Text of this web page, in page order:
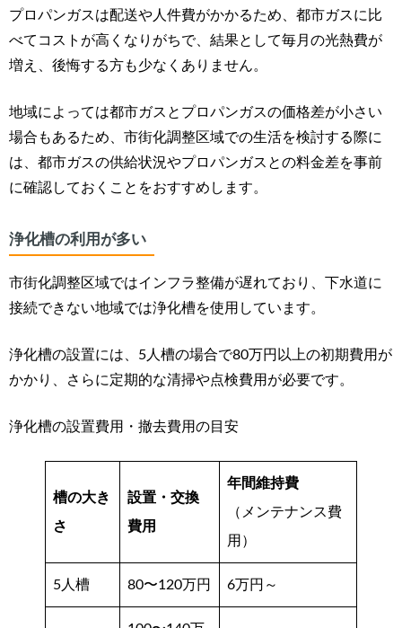
プロパンガスは配送や人件費がかかるため、都市ガスに比
べてコストが高くなりがちで、結果として毎月の光熱費が
増え、後悔する方も少なくありません。
地域によっては都市ガスとプロパンガスの価格差が小さい
場合もあるため、市街化調整区域での生活を検討する際に
は、都市ガスの供給状況やプロパンガスとの料金差を事前
に確認しておくことをおすすめします。
浄化槽の利用が多い
市街化調整区域ではインフラ整備が遅れており、
下水道に
接続できない地域では浄化槽を使用しています。
浄化槽の設置には、5人槽の場合で80万円以上の初期費用が
かかり、さらに定期的な清掃や点検費用が必要です。
浄化槽の設置費用・撤去費用の目安
槽の大き
さ
設置・交換
費用
年間維持費
（メンテナンス費
用）
5人槽 80〜120万円 6万円～